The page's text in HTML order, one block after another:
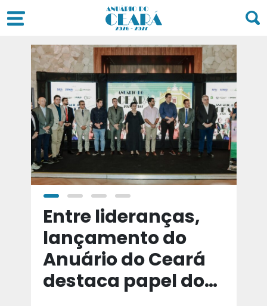
Entre lideranças,
lançamento do
Anuário do Ceará
destaca papel do